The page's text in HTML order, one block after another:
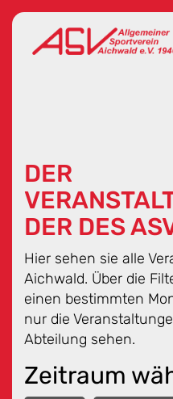
DER
DER DES
Hier sehen sie alle
Aichwald. Über die
einen bestimmten
nur die
Abteilung sehen.
Zeitraum